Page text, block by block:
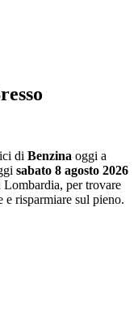
di Benzina oggi a
sabato 8 agosto 2026
Lombardia, per trovare
risparmiare sul pieno.